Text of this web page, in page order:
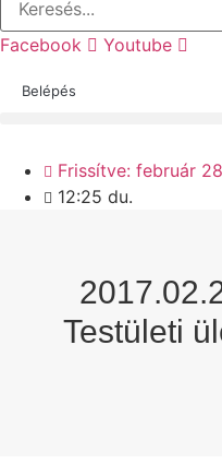
Facebook Youtube
Belépés
Frissítve: február
12:25 du.
Testületi